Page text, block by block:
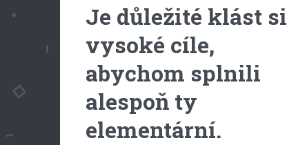
Je důležité klást si
vysoké cíle,
abychom splnili
alespoň ty
elementární.